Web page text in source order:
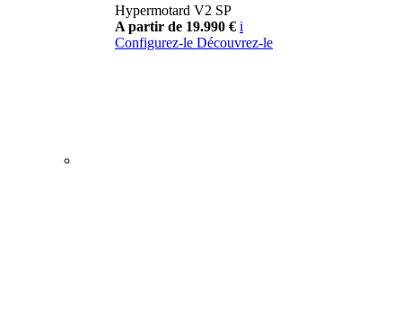
Hypermotard V2 SP
A partir de 19.990 € i
Configurez-le Découvrez-le